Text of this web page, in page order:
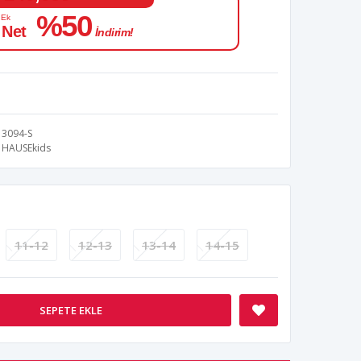
%50 İndirim!
3094-S
HAUSEkids
11-12 12-13 13-14 14-15
SEPETE EKLE